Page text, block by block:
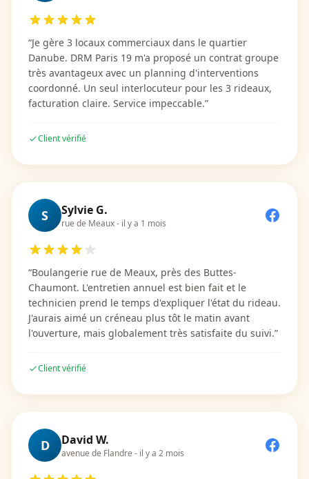
“Je gère 3 locaux commerciaux dans le quartier
Danube. DRM Paris 19 m'a proposé un contrat groupe
très avantageux avec un planning d'interventions
coordonné. Un seul interlocuteur pour les 3 rideaux,
facturation claire. Service impeccable.”
Client vérifié
S Sylvie G.
rue de Meaux- il y a 1 mois
“Boulangerie rue de Meaux, près des Buttes-
Chaumont. L'entretien annuel est bien fait et le
technicien prend le temps d'expliquer l'état du rideau.
J'aurais aimé un créneau plus tôt le matin avant
l'ouverture, mais globalement très satisfaite du suivi.”
Client vérifié
D David W.
avenue de Flandre - il y a 2 mois